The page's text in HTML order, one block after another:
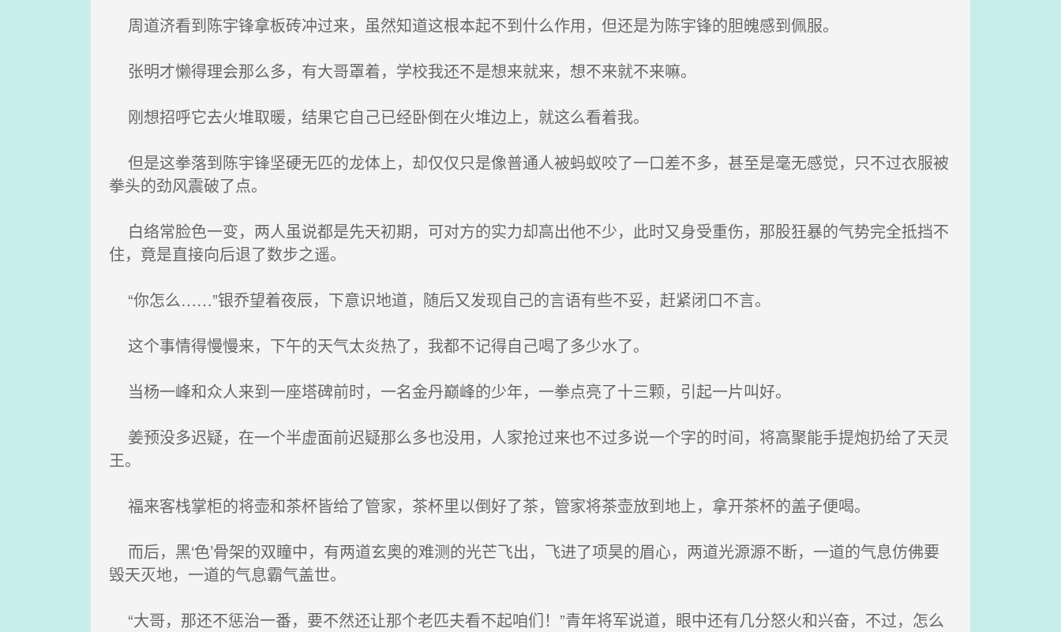
周道济看到陈宇锋拿板砖冲过来，虽然知道这根本起不到什么作用，但还是为陈宇锋的胆魄感到佩服。
张明才懒得理会那么多，有大哥罩着，学校我还不是想来就来，想不来就不来嘛。
刚想招呼它去火堆取暖，结果它自己已经卧倒在火堆边上，就这么看着我。
但是这拳落到陈宇锋坚硬无匹的龙体上，却仅仅只是像普通人被蚂蚁咬了一口差不多，甚至是毫无感觉，只不过衣服被
拳头的劲风震破了点。
白络常脸色一变，两人虽说都是先天初期，可对方的实力却高出他不少，此时又身受重伤，那股狂暴的气势完全抵挡不
住，竟是直接向后退了数步之遥。
“你怎么……”银乔望着夜辰，下意识地道，随后又发现自己的言语有些不妥，赶紧闭口不言。
这个事情得慢慢来，下午的天气太炎热了，我都不记得自己喝了多少水了。
当杨一峰和众人来到一座塔碑前时，一名金丹巅峰的少年，一拳点亮了十三颗，引起一片叫好。
姜预没多迟疑，在一个半虚面前迟疑那么多也没用，人家抢过来也不过多说一个字的时间，将高聚能手提炮扔给了天灵
王。
福来客栈掌柜的将壶和茶杯皆给了管家，茶杯里以倒好了茶，管家将茶壶放到地上，拿开茶杯的盖子便喝。
而后，黑‘色’骨架的双瞳中，有两道玄奥的难测的光芒飞出，飞进了项昊的眉心，两道光源源不断，一道的气息仿佛要
毁天灭地，一道的气息霸气盖世。
“大哥，那还不惩治一番，要不然还让那个老匹夫看不起咱们！”青年将军说道，眼中还有几分怒火和兴奋，不过，怎么